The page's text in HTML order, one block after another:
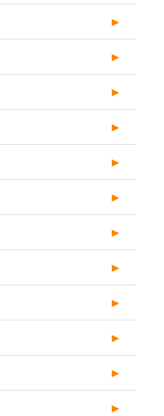
►
►
►
►
►
►
►
►
►
►
►
►